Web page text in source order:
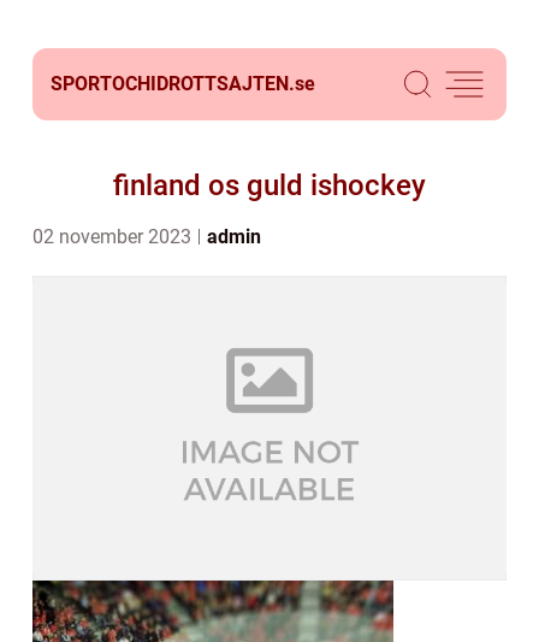
SPORTOCHIDROTTSAJTEN.se
finland os guld ishockey
02 november 2023 admin